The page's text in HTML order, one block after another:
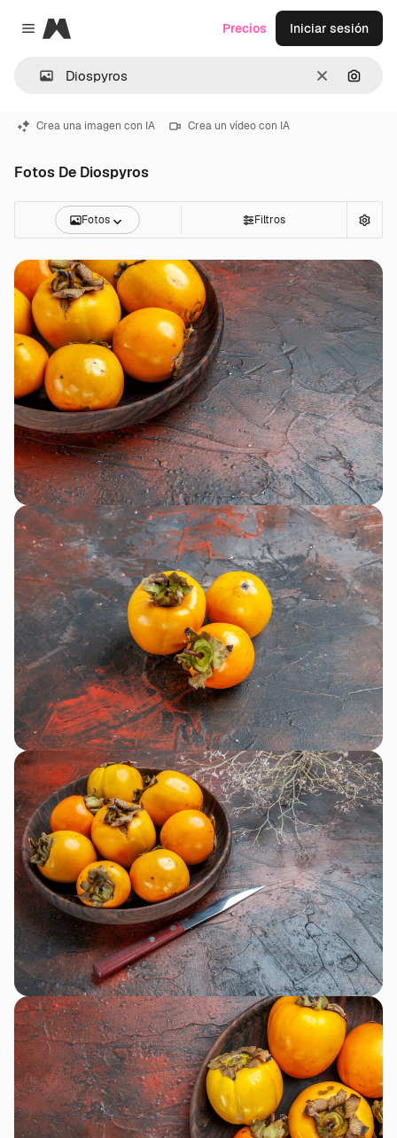
Close menu
Magnific
Borrar
Precios Iniciar sesión
Crea una imagen con IA Crea un vídeo con IA
Fotos De Diospyros
Fotos Filtros